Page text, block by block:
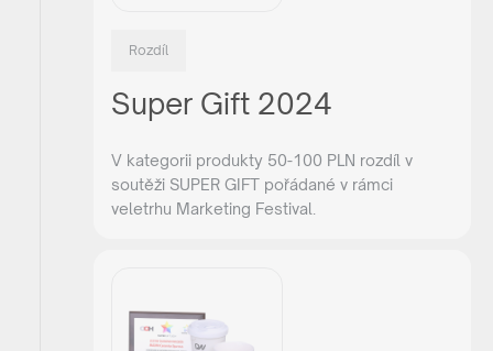
Rozdíl
Super Gift 2024
V kategorii produkty 50-100 PLN rozdíl v
soutěži SUPER GIFT pořádané v rámci
veletrhu Marketing Festival.